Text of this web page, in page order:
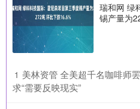
瑞和网 绿
锡产量为
1 美林资管 全美超千名咖啡师
求“需要反映现实”